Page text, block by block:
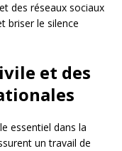
des réseaux sociaux
briser le silence
et des
essentiel dans la
un travail de